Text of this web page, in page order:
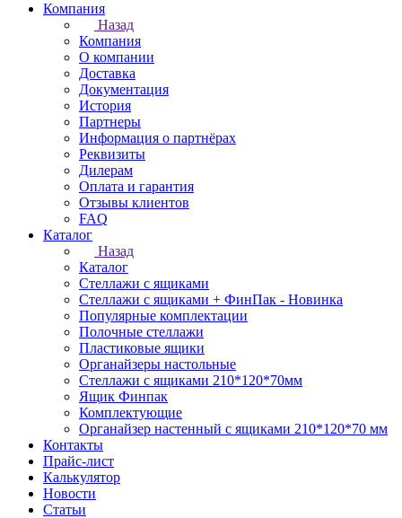
Компания
Назад
Компания
О компании
Доставка
Документация
История
Партнеры
Информация о партнёрах
Реквизиты
Дилерам
Оплата и гарантия
Отзывы клиентов
FAQ
Каталог
Назад
Каталог
Стеллажи с ящиками
Стеллажи с ящиками + ФинПак - Новинка
Популярные комплектации
Полочные стеллажи
Пластиковые ящики
Органайзеры настольные
Стеллажи с ящиками 210*120*70мм
Ящик Финпак
Комплектующие
Органайзер настенный с ящиками 210*120*70 мм
Контакты
Прайс-лист
Калькулятор
Новости
Статьи